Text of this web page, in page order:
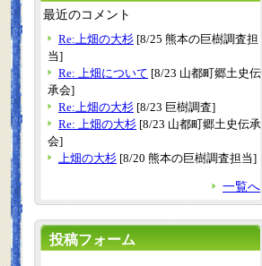
最近のコメント
Re:上畑の大杉 [8/25 熊本の巨樹調査担
当]
Re: 上畑について [8/23 山都町郷土史伝
承会]
Re:上畑の大杉 [8/23 巨樹調査]
Re: 上畑の大杉 [8/23 山都町郷土史伝承
会]
上畑の大杉 [8/20 熊本の巨樹調査担当]
一覧へ
投稿フォーム